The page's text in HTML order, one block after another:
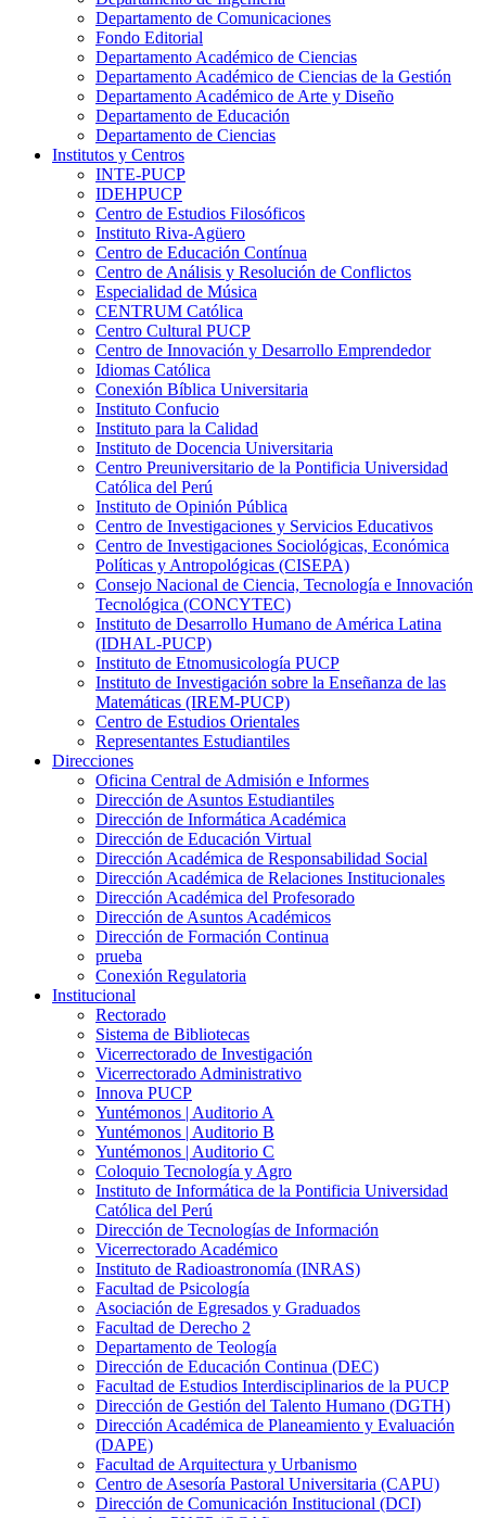
Departamento de Comunicaciones
Fondo Editorial
Departamento Académico de Ciencias
Departamento Académico de Ciencias de la Gestión
Departamento Académico de Arte y Diseño
Departamento de Educación
Departamento de Ciencias
Institutos y Centros
INTE-PUCP
IDEHPUCP
Centro de Estudios Filosóficos
Instituto Riva-Agüero
Centro de Educación Contínua
Centro de Análisis y Resolución de Conflictos
Especialidad de Música
CENTRUM Católica
Centro Cultural PUCP
Centro de Innovación y Desarrollo Emprendedor
Idiomas Católica
Conexión Bíblica Universitaria
Instituto Confucio
Instituto para la Calidad
Instituto de Docencia Universitaria
Centro Preuniversitario de la Pontificia Universidad
Católica del Perú
Instituto de Opinión Pública
Centro de Investigaciones y Servicios Educativos
Centro de Investigaciones Sociológicas, Económica
Políticas y Antropológicas (CISEPA)
Consejo Nacional de Ciencia, Tecnología e Innovación
Tecnológica (CONCYTEC)
Instituto de Desarrollo Humano de América Latina
(IDHAL-PUCP)
Instituto de Etnomusicología PUCP
Instituto de Investigación sobre la Enseñanza de las
Matemáticas (IREM-PUCP)
Centro de Estudios Orientales
Representantes Estudiantiles
Direcciones
Oficina Central de Admisión e Informes
Dirección de Asuntos Estudiantiles
Dirección de Informática Académica
Dirección de Educación Virtual
Dirección Académica de Responsabilidad Social
Dirección Académica de Relaciones Institucionales
Dirección Académica del Profesorado
Dirección de Asuntos Académicos
Dirección de Formación Continua
prueba
Conexión Regulatoria
Institucional
Rectorado
Sistema de Bibliotecas
Vicerrectorado de Investigación
Vicerrectorado Administrativo
Innova PUCP
Yuntémonos | Auditorio A
Yuntémonos | Auditorio B
Yuntémonos | Auditorio C
Coloquio Tecnología y Agro
Instituto de Informática de la Pontificia Universidad
Católica del Perú
Dirección de Tecnologías de Información
Vicerrectorado Académico
Instituto de Radioastronomía (INRAS)
Facultad de Psicología
Asociación de Egresados y Graduados
Facultad de Derecho 2
Departamento de Teología
Dirección de Educación Continua (DEC)
Facultad de Estudios Interdisciplinarios de la PUCP
Dirección de Gestión del Talento Humano (DGTH)
Dirección Académica de Planeamiento y Evaluación
(DAPE)
Facultad de Arquitectura y Urbanismo
Centro de Asesoría Pastoral Universitaria (CAPU)
Dirección de Comunicación Institucional (DCI)